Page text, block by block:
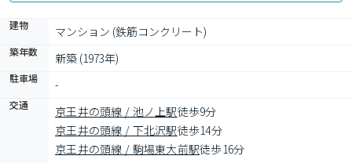
建物 マンション (鉄筋コンクリート)
築年数 新築 (1973年)
駐車場 -
交通 京王井の頭線 / 池ノ上駅徒歩9分
京王井の頭線 / 下北沢駅徒歩14分
京王井の頭線 / 駒場東大前駅徒歩16分